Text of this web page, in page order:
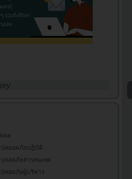
คล
ลออดภัยปฏิบัติ
ลอดภัยสารสนเทศ
ลอดภัยผู้บริหาร